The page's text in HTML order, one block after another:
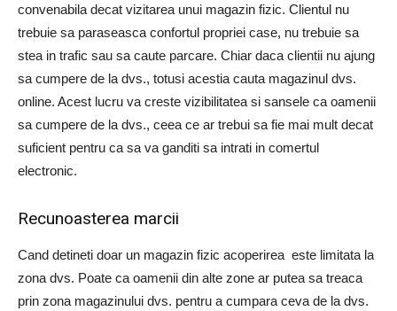
convenabila decat vizitarea unui magazin fizic. Clientul nu
trebuie sa paraseasca confortul propriei case, nu trebuie sa
stea in trafic sau sa caute parcare. Chiar daca clientii nu ajung
sa cumpere de la dvs., totusi acestia cauta magazinul dvs.
online. Acest lucru va creste vizibilitatea si sansele ca oamenii
sa cumpere de la dvs., ceea ce ar trebui sa fie mai mult decat
suficient pentru ca sa va ganditi sa intrati in comertul
electronic.
Recunoasterea marcii
Cand detineti doar un magazin fizic acoperirea este limitata la
zona dvs. Poate ca oamenii din alte zone ar putea sa treaca
prin zona magazinului dvs. pentru a cumpara ceva de la dvs.